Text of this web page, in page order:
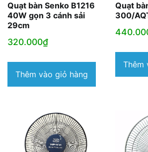
Quạt bàn Senko B1216
40W gọn 3 cánh sải
29cm
320.000₫
Thêm vào giỏ hàng
Quạt
300/
Thêm